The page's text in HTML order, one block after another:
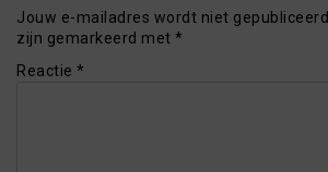
Jouw e-mailadres wordt niet gepubliceerd.
zijn gemarkeerd met *
Reactie *